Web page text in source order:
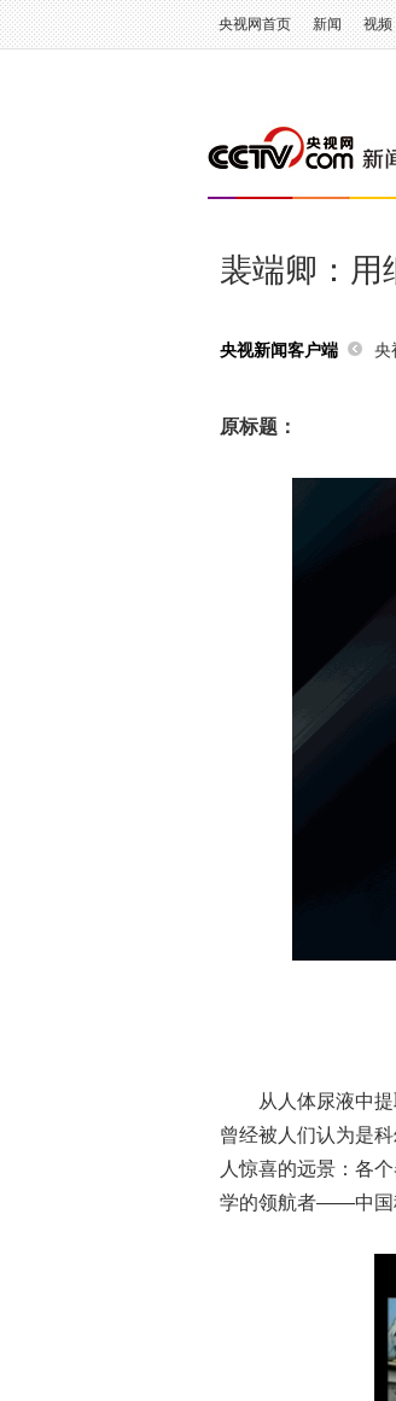
央视网首页 新闻 视频
裴端卿：用
央视新闻客户端 央
原标题：
从人体尿液中提
曾经被人们认为是
人惊喜的远景：各
学的领航者——中国